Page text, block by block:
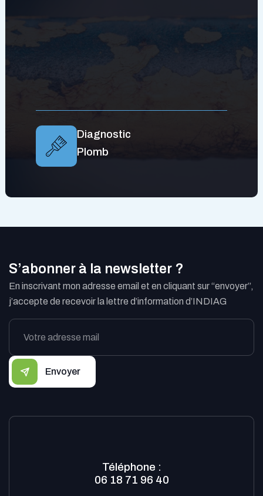
Diagnostic
Plomb
S’abonner à la newsletter ?
En inscrivant mon adresse email et en cliquant sur “envoyer”,
j’accepte de recevoir la lettre d’information d’INDIAG
Envoyer
Téléphone :
06 18 71 96 40